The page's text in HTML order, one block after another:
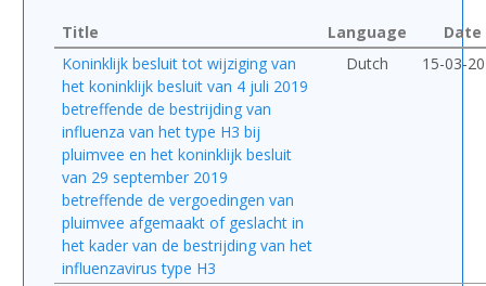
Title Language
Date
Koninklijk besluit tot wijziging van
het koninklijk besluit van 4 juli 2019
betreffende de bestrijding van
influenza van het type H3 bij
pluimvee en het koninklijk besluit
van 29 september 2019
betreffende de vergoedingen van
pluimvee afgemaakt of geslacht in
het kader van de bestrijding van het
influenzavirus type H3
Dutch 15-03-